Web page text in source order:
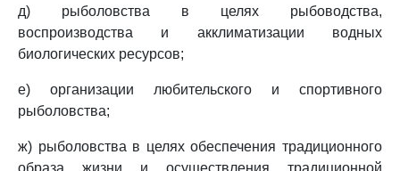
д) рыболовства в целях рыбоводства,
воспроизводства и акклиматизации водных
биологических ресурсов;
е) организации любительского и спортивного
рыболовства;
ж) рыболовства в целях обеспечения традиционного
образа жизни и осуществления традиционной